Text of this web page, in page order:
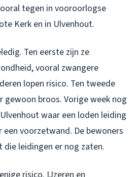
tegen in vooroorlogse
Kerk en in Ulvenhout.
Ten eerste zijn ze
vooral zwangere
lopen risico. Ten tweede
gewoon broos. Vorige week nog
waar een loden leiding
voorzetwand. De bewoners
die leidingen er nog zaten.